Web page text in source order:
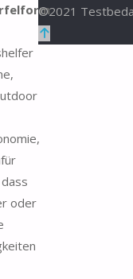
oder
©2021
Zurück